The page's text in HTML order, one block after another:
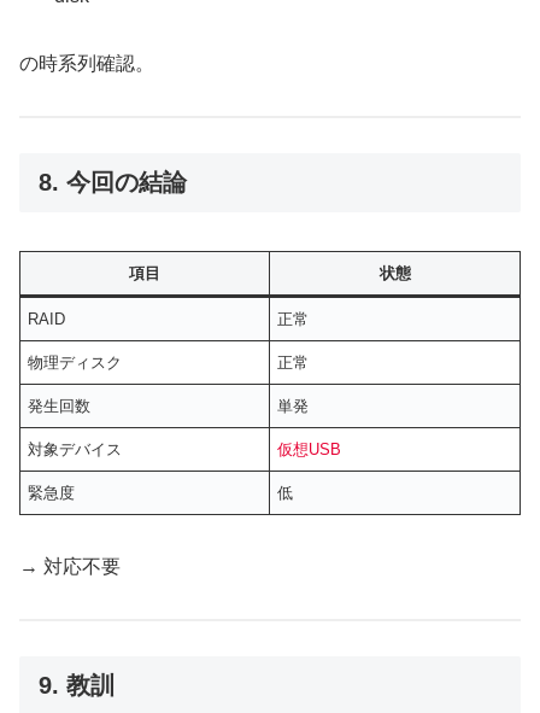
の時系列確認。
8. 今回の結論
項目 状態
RAID 正常
物理ディスク 正常
発生回数 単発
対象デバイス 仮想USB
緊急度 低
→ 対応不要
9. 教訓